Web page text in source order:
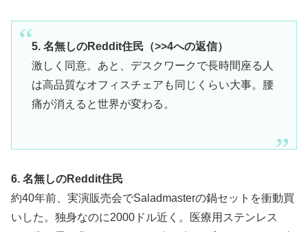
5. 名無しのReddit住民（>>4への返信）
激しく同意。あと、デスクワークで長時間座る人
は高品質なオフィスチェアも同じくらい大事。腰
痛が消えると世界が変わる。
6. 名無しのReddit住民
約40年前、実演販売会でSaladmasterの鍋セットを衝動買
いした。独身なのに2000ドル近く。医療用ステンレス